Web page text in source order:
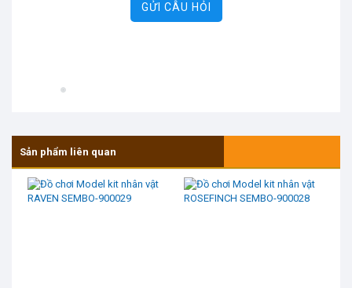
GỬI CÂU HỎI
Sản phẩm liên quan